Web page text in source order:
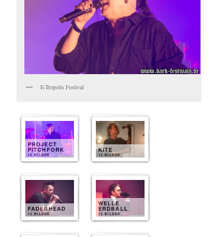
E-Tropolis Festival
PROJECT
PITCHFORK
15 BILDER
KITE
12 BILDER
FADERHEAD
12 BILDER
WELLE
ERDBALL
12 BILDER